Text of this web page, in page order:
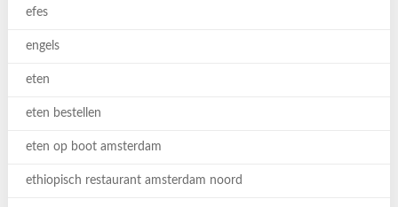
efes
engels
eten
eten bestellen
eten op boot amsterdam
ethiopisch restaurant amsterdam noord